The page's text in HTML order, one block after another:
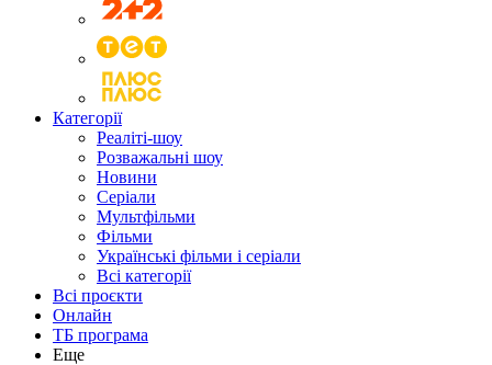
Категорії
Реаліті-шоу
Розважальні шоу
Новини
Серіали
Мультфільми
Фільми
Українські фільми і серіали
Всі категорії
Всі проєкти
Онлайн
ТБ програма
Еще